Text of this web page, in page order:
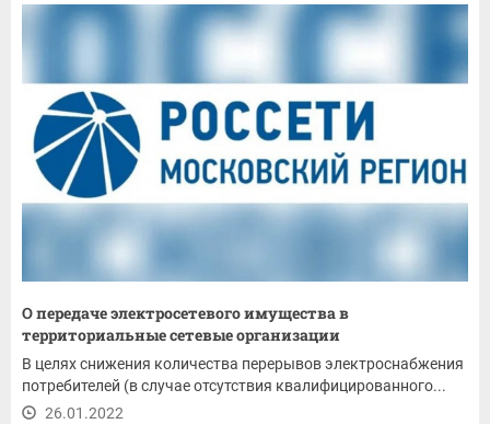
О передаче электросетевого имущества в
территориальные сетевые организации
В целях снижения количества перерывов электроснабжения
потребителей (в случае отсутствия квалифицированного...
26.01.2022